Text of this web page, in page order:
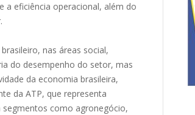
a eficiência operacional, além do
nas áreas social,
do desempenho do setor, mas
da economia brasileira,
da ATP, que representa
segmentos como agronegócio,